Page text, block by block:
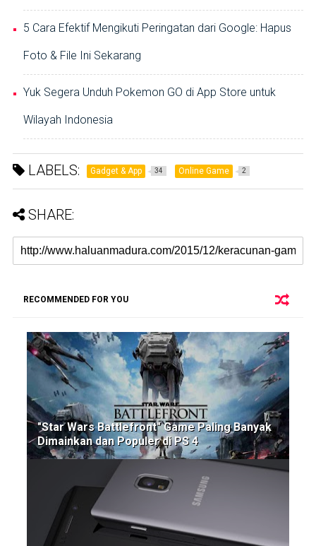
5 Cara Efektif Mengikuti Peringatan dari Google: Hapus
Foto & File Ini Sekarang
Yuk Segera Unduh Pokemon GO di App Store untuk
Wilayah Indonesia
LABELS: Gadget & App 34 Online Game 2
SHARE:
RECOMMENDED FOR YOU
"Star Wars Battlefront" Game Paling Banyak
Dimainkan dan Populer di PS 4